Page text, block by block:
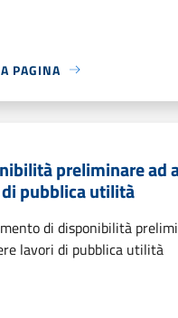
PAGINA
preliminare ad
pubblica utilità
di disponibilità
lavori di pubblica utilità